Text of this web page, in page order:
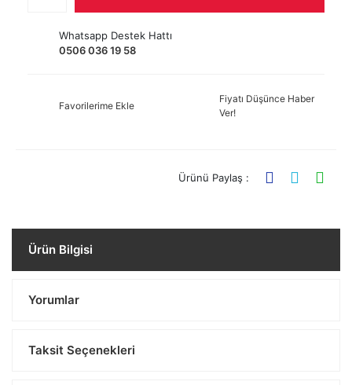
Whatsapp Destek Hattı
0506 036 19 58
Favorilerime Ekle
Fiyatı Düşünce Haber
Ver!
Ürünü Paylaş :
Ürün Bilgisi
Yorumlar
Taksit Seçenekleri